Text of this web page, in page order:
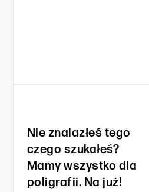
Nie znalazłeś tego
czego szukałeś?
Mamy wszystko dla
poligrafii. Na już!